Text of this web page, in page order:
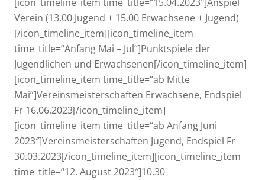
Verein (13.00 Jugend + 15.00 Erwachsene + Jugend)
[/icon_timeline_item][icon_timeline_item
time_title=“Anfang Mai – Jul“]Punktspiele der
Jugendlichen und Erwachsenen[/icon_timeline_item]
[icon_timeline_item time_title=“ab Mitte
Mai“]Vereinsmeisterschaften Erwachsene, Endspiel
Fr 16.06.2023[/icon_timeline_item]
[icon_timeline_item time_title=“ab Anfang Juni
2023″]Vereinsmeisterschaften Jugend, Endspiel Fr
30.03.2023[/icon_timeline_item][icon_timeline_item
time_title=“12. August 2023″]10.30